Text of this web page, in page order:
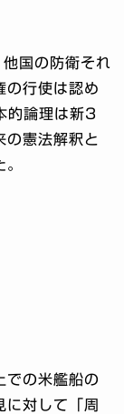
国の防衛それ
の行使は認め
的論理は新3
の憲法解釈と
での米艦船の
に対して「周